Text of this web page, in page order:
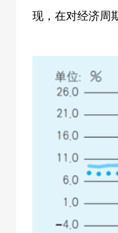
现，在对经济周